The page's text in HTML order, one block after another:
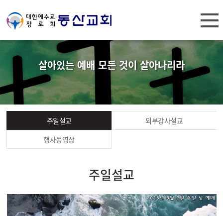
살아있는 예배 모든 것이 살아나리라
주일설교
외부강사설교
행사동영상
주일설교